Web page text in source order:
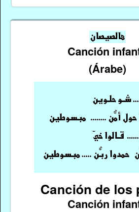
Canción
(Árabe)
Canción de los
Canción